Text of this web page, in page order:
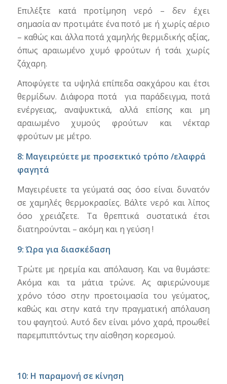
Επιλέξτε κατά προτίμηση νερό – δεν έχει
σημασία αν προτιμάτε ένα ποτό με ή χωρίς αέριο
– καθώς και άλλα ποτά χαμηλής θερμιδικής αξίας,
όπως αραιωμένο χυμό φρούτων ή τσάι χωρίς
ζάχαρη.
Αποφύγετε τα υψηλά επίπεδα σακχάρου και έτσι
θερμίδων. Διάφορα ποτά για παράδειγμα, ποτά
ενέργειας, αναψυκτικά, αλλά επίσης και μη
αραιωμένο χυμούς φρούτων και νέκταρ
φρούτων με μέτρο.
8: Μαγειρεύετε με προσεκτικό τρόπο /ελαφρά
φαγητά
Μαγειρέυετε τα γεύματά σας όσο είναι δυνατόν
σε χαμηλές θερμοκρασίες. Βάλτε νερό και λίπος
όσο χρειάζετε. Τα θρεπτικά συστατικά έτσι
διατηρούνται – ακόμη και η γεύση !
9: Ώρα για διασκέδαση
Τρώτε με ηρεμία και απόλαυση. Και να θυμάστε:
Ακόμα και τα μάτια τρώνε. Ας αφιερώνουμε
χρόνο τόσο στην προετοιμασία του γεύματος,
καθώς και στην κατά την πραγματική απόλαυση
του φαγητού. Αυτό δεν είναι μόνο χαρά, προωθεί
παρεμπιπτόντως την αίσθηση κορεσμού.
10: Η παραμονή σε κίνηση